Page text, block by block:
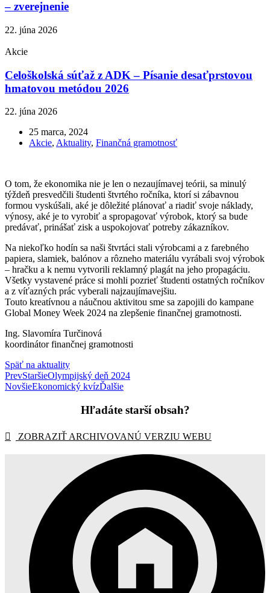
– zverejnenie
22. júna 2026
Akcie
Celoškolská súťaž z ADK – Písanie desaťprstovou
hmatovou metódou 2026
22. júna 2026
25 marca, 2024
Akcie, Aktuality, Finančná gramotnosť
O tom, že ekonomika nie je len o nezaujímavej teórii, sa minulý
týždeň presvedčili študenti štvrtého ročníka, ktorí si zábavnou
formou vyskúšali, aké je dôležité plánovať a riadiť svoje náklady,
výnosy, aké je to vyrobiť a spropagovať výrobok, ktorý sa bude
predávať, prinášať zisk a uspokojovať potreby zákazníkov.
Na niekoľko hodín sa naši štvrtáci stali výrobcami a z farebného
papiera, slamiek, balónov a rôzneho materiálu vyrábali svoj výrobok
– hračku a k nemu vytvorili reklamný plagát na jeho propagáciu.
Všetky vystavené práce si mohli pozrieť študenti ostatných ročníkov
a z víťazných prác vyberali najzaujímavejšiu.
Touto kreatívnou a náučnou aktivitou sme sa zapojili do kampane
Global Money Week 2024 na zlepšenie finančnej gramotnosti.
Ing. Slavomíra Turčinová
koordinátor finančnej gramotnosti
Späť na aktuality
PrevStaršieOlympijský deň 2024
NovšieEkonomický kvízĎalšie
Hľadáte starší obsah?
ZOBRAZIŤ ARCHIVOVANÚ VERZIU WEBU